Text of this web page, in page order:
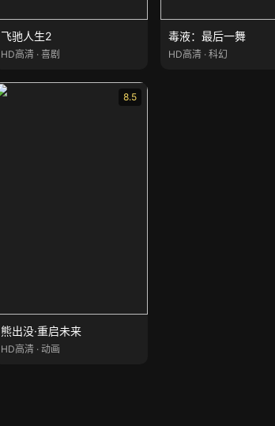
飞驰人生2
HD高清 · 喜剧
毒液：最后一舞
HD高清 · 科幻
8.5
熊出没·重启未来
HD高清 · 动画